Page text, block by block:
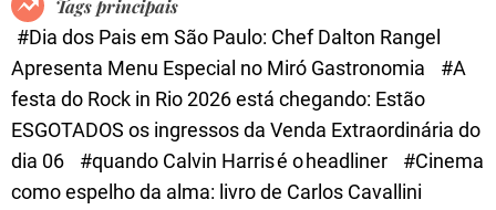
e
Tags principais
#Dia dos Pais em São Paulo: Chef Dalton Rangel
Apresenta Menu Especial no Miró Gastronomia
#A
festa do Rock in Rio 2026 está chegando: Estão
ESGOTADOS os ingressos da Venda Extraordinária do
dia 06
#quando Calvin Harris é o headliner
#Cinema
como espelho da alma: livro de Carlos Cavallini